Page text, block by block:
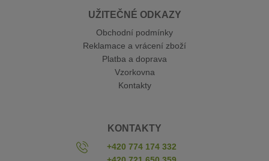
UŽITEČNÉ ODKAZY
Obchodní podmínky
Reklamace a vrácení zboží
Platba a doprava
Vzorkovna
Kontakty
KONTAKTY
+420 774 174 332